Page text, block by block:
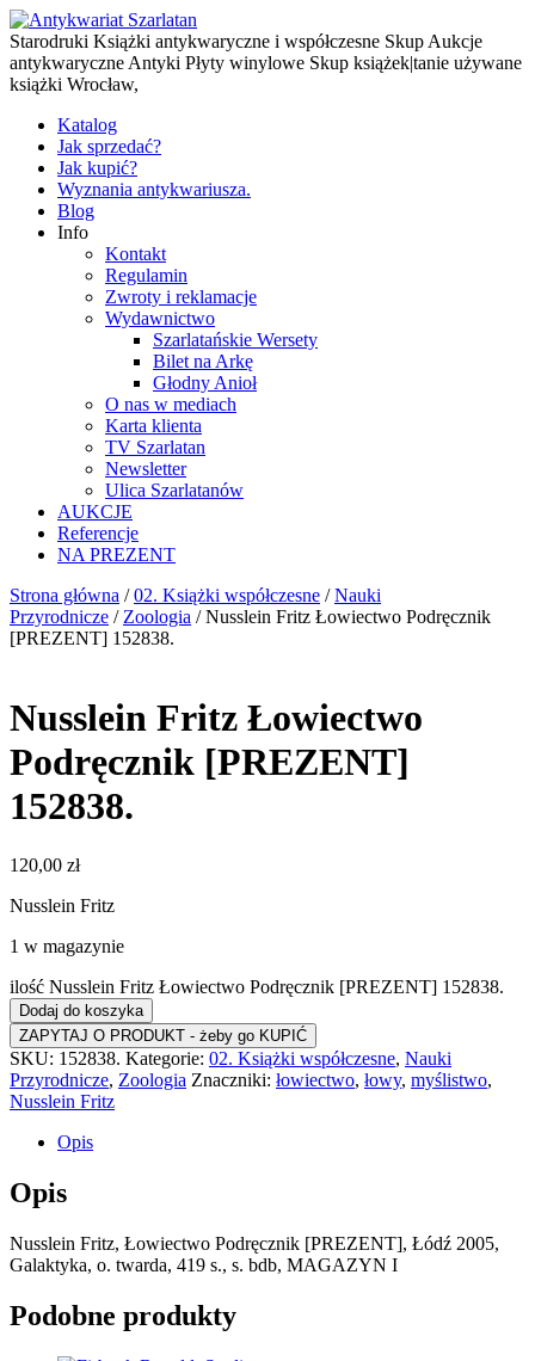
Starodruki Książki antykwaryczne i współczesne Skup Aukcje
antykwaryczne Antyki Płyty winylowe Skup książek|tanie używane
książki Wrocław,
Katalog
Jak sprzedać?
Jak kupić?
Wyznania antykwariusza.
Blog
Info
Kontakt
Regulamin
Zwroty i reklamacje
Wydawnictwo
Szarlatańskie Wersety
Bilet na Arkę
Głodny Anioł
O nas w mediach
Karta klienta
TV Szarlatan
Newsletter
Ulica Szarlatanów
AUKCJE
Referencje
NA PREZENT
Strona główna /02. Książki współczesne /Nauki
Przyrodnicze / Zoologia / Nusslein Fritz Łowiectwo Podręcznik
[PREZENT] 152838.
Nusslein Fritz Łowiectwo
Podręcznik [PREZENT]
152838.
120,00 zł
Nusslein Fritz
1 w magazynie
ilość Nusslein Fritz Łowiectwo Podręcznik [PREZENT] 152838.
Dodaj do koszyka
SKU: 152838. Kategorie: 02. Książki współczesne, Nauki
Przyrodnicze, Zoologia Znaczniki: łowiectwo, łowy, myślistwo,
Nusslein Fritz
Opis
Opis
Nusslein Fritz, Łowiectwo Podręcznik [PREZENT], Łódź 2005,
Galaktyka, o. twarda, 419 s., s. bdb, MAGAZYN I
Podobne produkty